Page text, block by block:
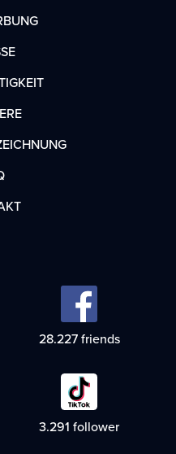
31.276friends
3.646 follower